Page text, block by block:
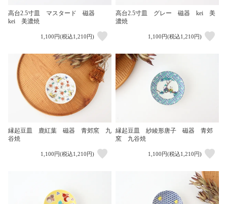
高台2.5寸皿 マスタード 磁器
kei 美濃焼
1,100円(税込1,210円)
高台2.5寸皿 グレー 磁器 kei 美
濃焼
1,100円(税込1,210円)
縁起豆皿 鹿紅葉 磁器 青郊窯 九
谷焼
1,100円(税込1,210円)
縁起豆皿 紗綾形唐子 磁器 青郊
窯 九谷焼
1,100円(税込1,210円)